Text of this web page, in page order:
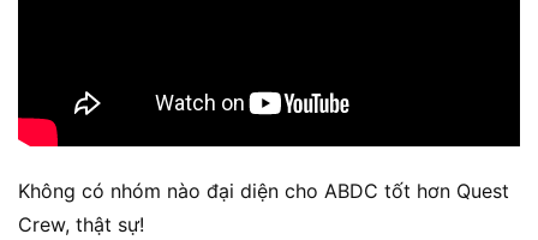
Không có nhóm nào đại diện cho ABDC tốt hơn Quest
Crew, thật sự!